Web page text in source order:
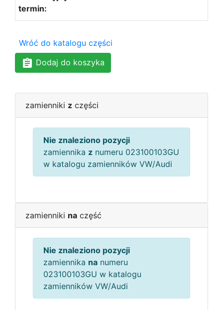
Wróć do katalogu części
Dodaj do koszyka
zamienniki z części
Nie znaleziono pozycji
zamiennika z numeru 023100103GU
w katalogu zamienników VW/Audi
zamienniki na część
Nie znaleziono pozycji
zamiennika na numeru
023100103GU w katalogu
zamienników VW/Audi